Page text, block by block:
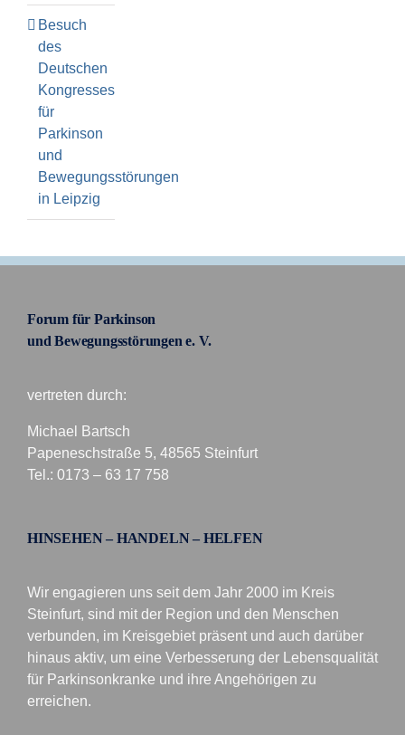
Besuch
des
Deutschen
Kongresses
für
Parkinson
und
Bewegungsstörungen
in Leipzig
Forum für Parkinson
und Bewegungsstörungen e. V.
vertreten durch:
Michael Bartsch
Papeneschstraße 5, 48565 Steinfurt
Tel.: 0173 – 63 17 758
HINSEHEN – HANDELN – HELFEN
Wir engagieren uns seit dem Jahr 2000 im Kreis
Steinfurt, sind mit der Region und den Menschen
verbunden, im Kreisgebiet präsent und auch darüber
hinaus aktiv, um eine Verbesserung der Lebensqualität
für Parkinsonkranke und ihre Angehörigen zu
erreichen.